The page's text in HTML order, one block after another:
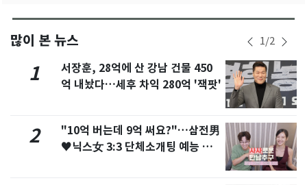
많이 본 뉴스 1/2
1
서장훈, 28억에 산 강남 건물 450
억 내놨다…세후 차익 280억 '잭팟'
2
"10억 버는데 9억 써요?"…삼전男
♥닉스女 3:3 단체소개팅 예능 화